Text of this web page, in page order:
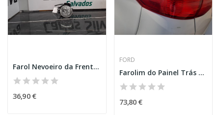
Farol Nevoeiro da Frente Esquerdo – TOYOTA...
36,90 €
FORD
Farolim do Painel Trás Esquerdo – FORD C-MAX II...
73,80 €